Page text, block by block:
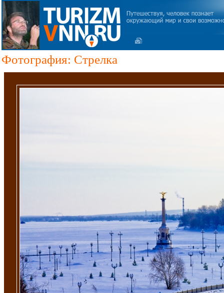
Фотография: Стрелка